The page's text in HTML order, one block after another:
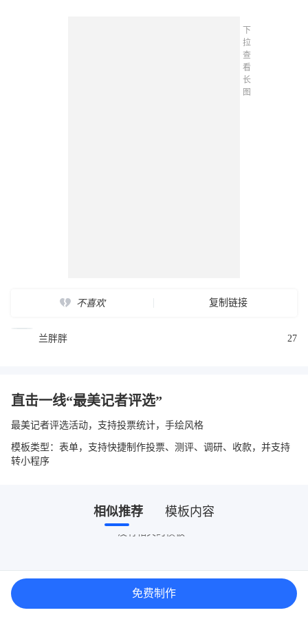
下
拉
查
看
长
图
不喜欢 复制链接
兰胖胖 27
直击一线“最美记者评选”
最美记者评选活动，支持投票统计，手绘风格
模板类型：表单，支持快捷制作投票、测评、调研、收款，并支持
转小程序
相似推荐 模板内容
没有相关的模板~
免费制作